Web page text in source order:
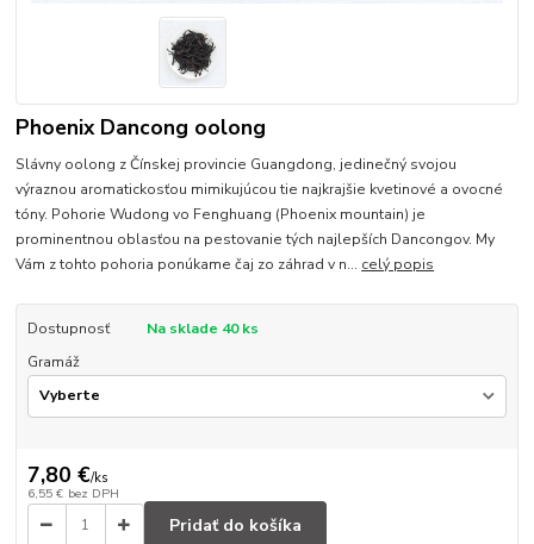
Phoenix Dancong oolong
Slávny oolong z Čínskej provincie Guangdong, jedinečný svojou
výraznou aromatickosťou mimikujúcou tie najkrajšie kvetinové a ovocné
tóny. Pohorie Wudong vo Fenghuang (Phoenix mountain) je
prominentnou oblasťou na pestovanie tých najlepších Dancongov. My
Vám z tohto pohoria ponúkame čaj zo záhrad v n... celý popis
Dostupnosť
Na sklade 40 ks
Gramáž
7,80 €/ks
6,55 € bez DPH
Pridať do košíka